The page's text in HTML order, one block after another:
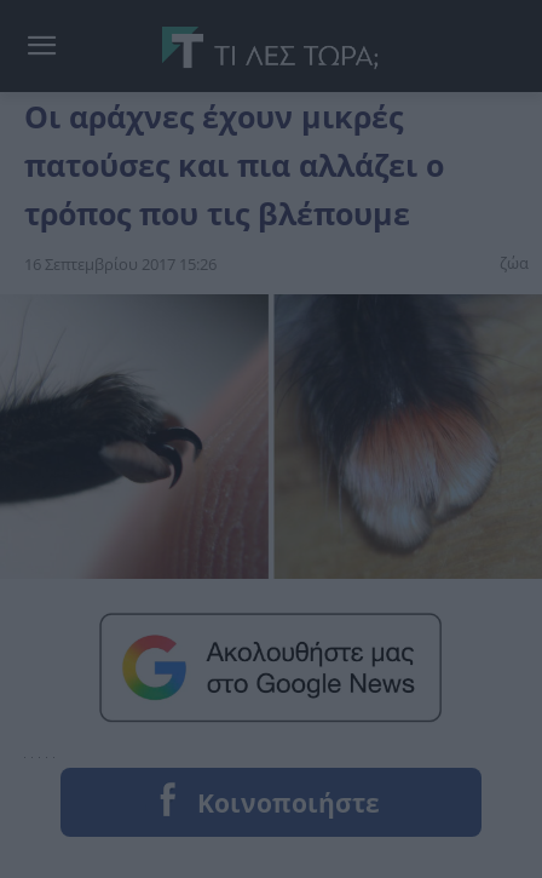
Οι αράχνες έχουν μικρές
πατούσες και πια αλλάζει ο
τρόπος που τις βλέπουμε
16 Σεπτεμβρίου 2017 15:26 ζώα